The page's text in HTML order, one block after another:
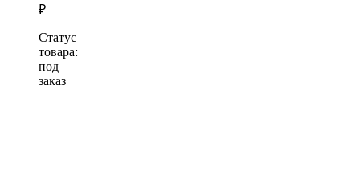
₽
Статус
товара:
под
заказ